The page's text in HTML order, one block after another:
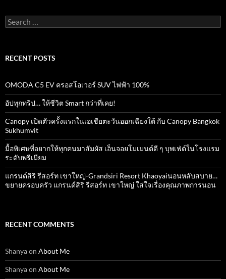
k
p
Search
for:
RECENT POSTS
OMODA C5 EV ครอสโอเวอร์ SUV ไฟฟ้า 100%
อัปทุกทริป… ให้ชีวิต Smart กว่าที่เคย!
Canopy เปิดตัวครั้งแรกในเอเชียตะวันออกเฉียงใต้ กับ Canopy Bangkok
Sukhumvit
มื้อพิเศษที่อยากให้ทุกคนมาสัมผัส เอ็นจอยโมเมนต์ดี ๆ บุพเฟ่ต์ในโรงแรม
ระดับพรีเมียม
แกรนด์สิริ​ รีสอร์ท​ เขาใหญ่​-Grandsiri​ Resort​ Khaoyaiนอนหลับสบาย…
ขยายครอบครัว แกรนด์สิริ รีสอร์ท เขาใหญ่ ใส่ใจเรื่องคุณภาพการนอน
RECENT COMMENTS
Shanyaon About Me
Shanyaon About Me